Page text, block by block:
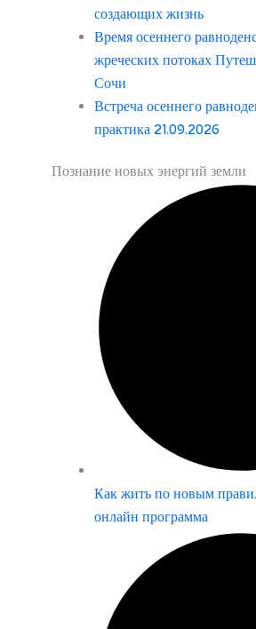
создающих жизнь
Время осеннего
жреческих потоках
Сочи
Встреча осеннего
практика 21.09.2026
Познание новых энергий земли
Как жить по новым
онлайн программа